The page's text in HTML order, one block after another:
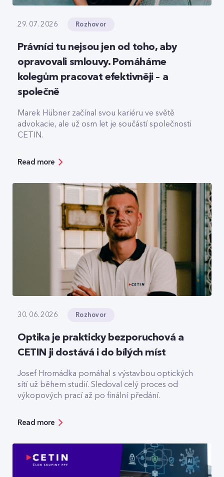
29. 07. 2026 Rozhovor
Právníci tu nejsou jen od toho, aby
opravovali smlouvy. Pomáháme
kolegům pracovat efektivněji – a
společně
Marek Hübner začínal svou kariéru ve světě
advokacie, ale už osm let je součástí společnosti
CETIN.
Read more
30. 06. 2026 Rozhovor
Optika je prakticky bezporuchová a
CETIN ji dostává i do bílých míst
Josef Hromádka pomáhal s výstavbou optických
sítí už během studií. Sledoval celý proces od
výkopových prací až po finální předání.
Read more